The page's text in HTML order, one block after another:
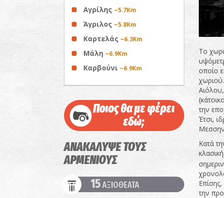
Αγρίλης ~5.7Km
Άγριλος ~5.8Km
Καρτελάς ~6.3Km
Μάλη ~6.9Km
Καρβούνι ~6.9Km
Ποιος θα με φέρει
εδώ;
ΑΝΑΚΑΛΥΨΕ ΤΟΥΣ
ΑΡΜΕΝΙΟΥΣ
15ΑΞΙΟΘΕΑΤΑ
Το
οποίο
την
Έτσι,
Κατά
την